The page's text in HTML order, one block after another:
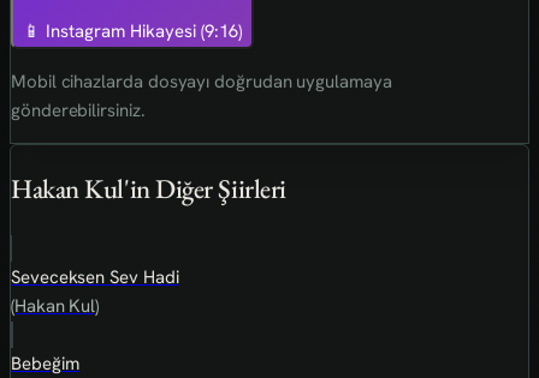
📱 Instagram Hikayesi (9:16)
Mobil cihazlarda dosyayı doğrudan uygulamaya
gönderebilirsiniz.
Hakan Kul'in Diğer Şiirleri
Seveceksen Sev Hadi
(Hakan Kul)
Bebeğim